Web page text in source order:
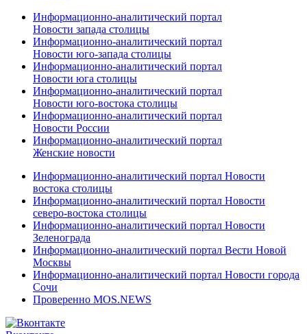
Информационно-аналитический портал
Новости запада столицы
Информационно-аналитический портал
Новости юго-запада столицы
Информационно-аналитический портал
Новости юга столицы
Информационно-аналитический портал
Новости юго-востока столицы
Информационно-аналитический портал
Новости России
Информационно-аналитический портал
Женские новости
Информационно-аналитический портал Новости
востока столицы
Информационно-аналитический портал Новости
северо-востока столицы
Информационно-аналитический портал Новости
Зеленограда
Информационно-аналитический портал Вести Новой
Москвы
Информационно-аналитический портал Новости города
Сочи
Проверенно MOS.NEWS